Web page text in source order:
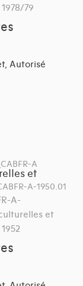
79
Autorisé
A
et
A-1950.01
A-
et